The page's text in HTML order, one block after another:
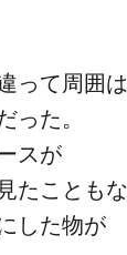
って​周囲は​
た。​
スが​
たことも
した物が​